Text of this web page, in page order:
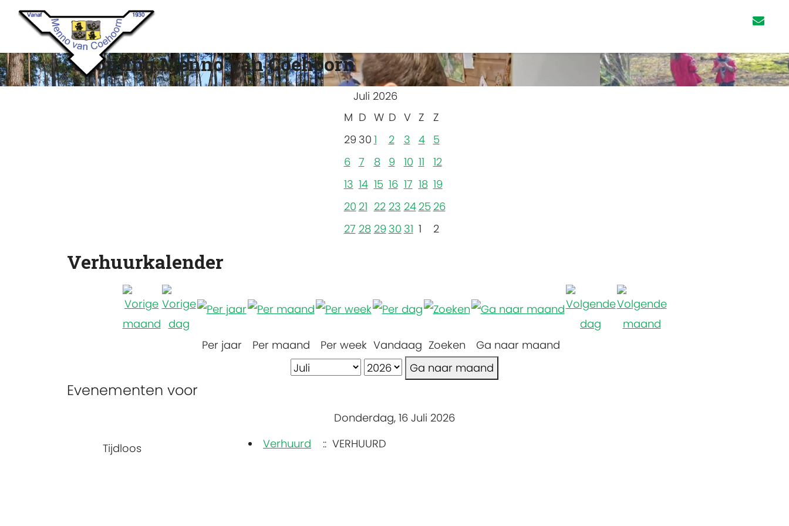
Scouting Menno van Coehoorn
Juli 2026
M D W D V Z
Z
29 30 1 2 3 4
5
6 7 8 9 10 11
12
13 14 15 16 17 18 19
20 21 22 23 24 25 26
27 28 29 30 31 1 2
Verhuurkalender
Per jaar Per maand Per week Vandaag Zoeken
Ga naar maand
Ga naar maand
Evenementen voor
Donderdag, 16 Juli 2026
Tijdloos Verhuurd :: VERHUURD